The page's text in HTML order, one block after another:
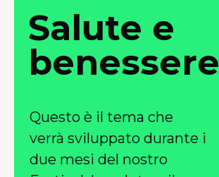
Salute e
benessere
Questo è il tema che
verrà sviluppato durante i
due mesi del nostro